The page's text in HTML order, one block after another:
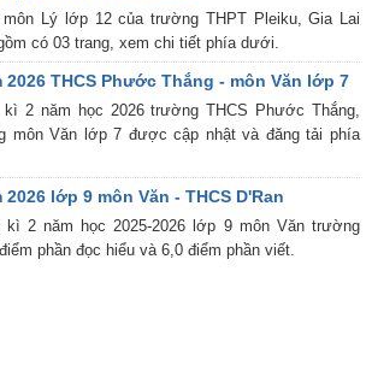
Lý lớp 12 của trường THPT Pleiku, Gia Lai
có 03 trang, xem chi tiết phía dưới.
THCS Phước Thắng - môn Văn lớp 7
2 năm học 2026 trường THCS Phước Thắng,
môn Văn lớp 7 được cập nhật và đăng tải phía
lớp 9 môn Văn - THCS D'Ran
2 năm học 2025-2026 lớp 9 môn Văn trường
phần đọc hiểu và 6,0 điểm phần viết.